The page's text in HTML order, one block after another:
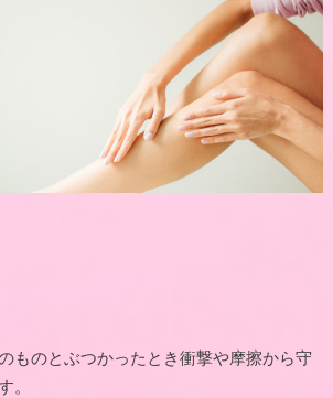
ものとぶつかったとき衝撃や摩擦から守
。